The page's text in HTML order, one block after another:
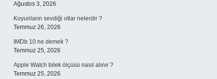
Ağustos 3, 2026
Koyunların sevdiği otlar nelerdir ?
Temmuz 26, 2026
IMDb 10 ne demek ?
Temmuz 25, 2026
Apple Watch bilek ölçüsü nasıl alınır ?
Temmuz 25, 2026